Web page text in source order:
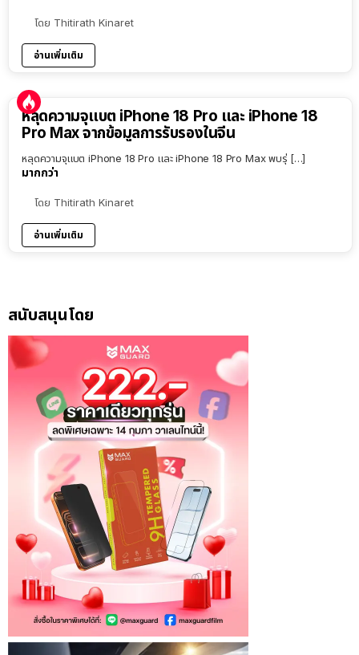
โดย Thitirath Kinaret
อ่านเพิ่มเติม
หลุดความจุแบต iPhone 18 Pro และ iPhone 18
Pro Max จากข้อมูลการรับรองในจีน
หลุดความจุแบต iPhone 18 Pro และ iPhone 18 Pro Max พบรุ่ […]
มากกว่า
โดย Thitirath Kinaret
อ่านเพิ่มเติม
สนับสนุนโดย